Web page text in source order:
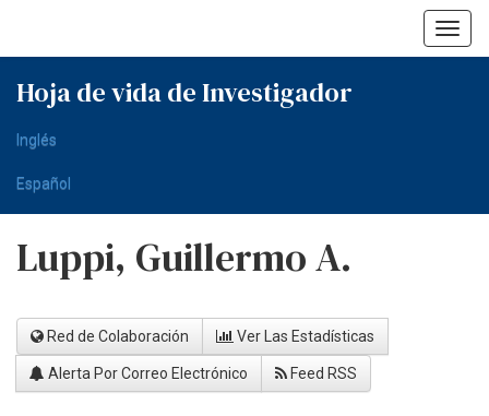
Hoja de vida de Investigador
Inglés
Español
Luppi, Guillermo A.
Red de Colaboración Ver Las Estadísticas
Alerta Por Correo Electrónico Feed RSS